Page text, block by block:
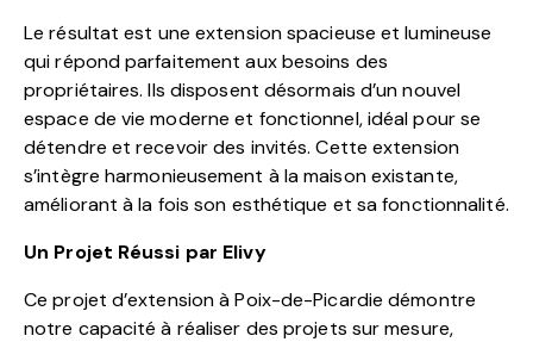
Le résultat est une extension spacieuse et lumineuse
qui répond parfaitement aux besoins des
propriétaires. Ils disposent désormais d’un nouvel
espace de vie moderne et fonctionnel, idéal pour se
détendre et recevoir des invités. Cette extension
s’intègre harmonieusement à la maison existante,
améliorant à la fois son esthétique et sa fonctionnalité.
Un Projet Réussi par Elivy
Ce projet d’extension à Poix-de-Picardie démontre
notre capacité à réaliser des projets sur mesure,